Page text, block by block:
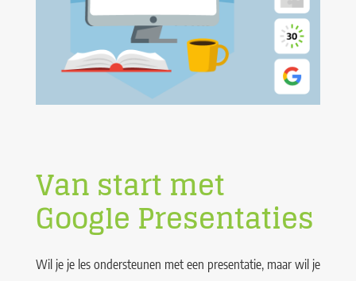
Van start met
Google Presentaties
Wil je je les ondersteunen met een presentatie, maar wil je